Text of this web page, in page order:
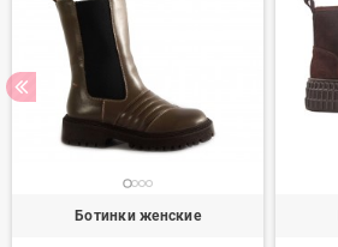
Ботинки женские